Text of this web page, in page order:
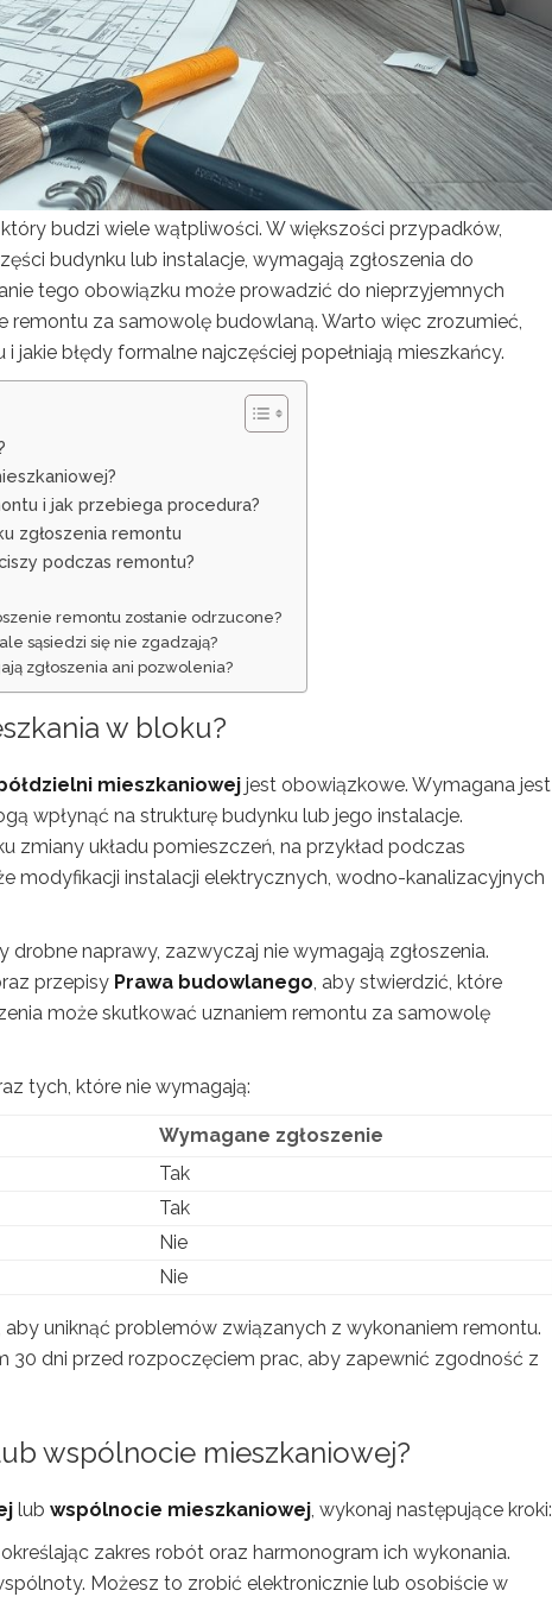
budzi wiele wątpliwości. W większości przypadków,
budynku lub instalacje, wymagają zgłoszenia do
tego obowiązku może prowadzić do nieprzyjemnych
remontu za samowolę budowlaną. Warto więc zrozumieć,
jakie błędy formalne najczęściej popełniają mieszkańcy.
i jak przebiega procedura?
zgłoszenia remontu
podczas remontu?
remontu zostanie odrzucone?
sąsiedzi się nie zgadzają?
zgłoszenia ani pozwolenia?
w bloku?
mieszkaniowej jest obowiązkowe. Wymagana jest
wpłynąć na strukturę budynku lub jego instalacje.
zmiany układu pomieszczeń, na przykład podczas
modyfikacji instalacji elektrycznych, wodno-kanalizacyjnych
naprawy, zazwyczaj nie wymagają zgłoszenia.
przepisy Prawa budowlanego , aby stwierdzić, które
może skutkować uznaniem remontu za samowolę
tych, które nie wymagają:
Wymagane zgłoszenie
Tak
Tak
Nie
Nie
uniknąć problemów związanych z wykonaniem remontu.
30 dni przed rozpoczęciem prac, aby zapewnić zgodność z
wspólnocie mieszkaniowej?
lub wspólnocie mieszkaniowej , wykonaj następujące kroki:
zakres robót oraz harmonogram ich wykonania.
Możesz to zrobić elektronicznie lub osobiście w